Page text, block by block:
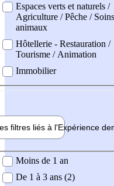
Espaces verts et naturels /
Agriculture / Pêche /
animaux
Hôtellerie - Restauration /
Tourisme / Animation
Immobilier
filtres liés à l'Expérience
demandée
Moins de 1 an
De 1 à 3 ans (2)